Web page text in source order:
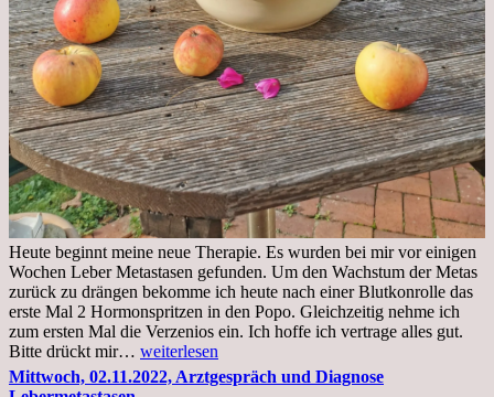
Heute beginnt meine neue Therapie. Es wurden bei mir vor einigen
Wochen Leber Metastasen gefunden. Um den Wachstum der Metas
zurück zu drängen bekomme ich heute nach einer Blutkonrolle das
erste Mal 2 Hormonspritzen in den Popo. Gleichzeitig nehme ich
zum ersten Mal die Verzenios ein. Ich hoffe ich vertrage alles gut.
Bitte drückt mir… Mittwoch,
09.11.2022
weiterlesen
Mittwoch, 02.11.2022, Arztgespräch und Diagnose